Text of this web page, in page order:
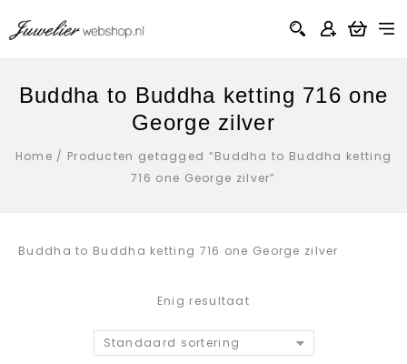
Buddha to Buddha ketting 716 one
George zilver
Home / Producten getagged “Buddha to Buddha ketting
716 one George zilver”
Buddha to Buddha ketting 716 one George zilver
Enig resultaat
Standaard sortering